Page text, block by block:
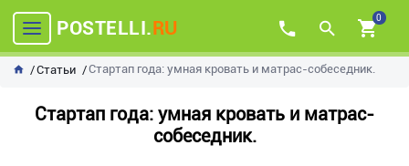
POSTELLI.RU 0
Статьи Стартап года: умная кровать и матрас-собеседник.
Стартап года: умная кровать и матрас-
собеседник.